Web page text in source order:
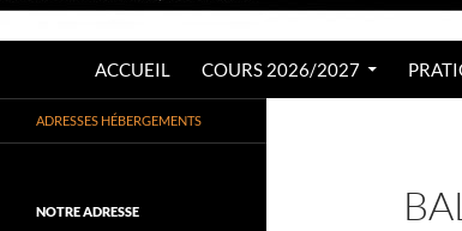
LES ALLUMÉS DU TANGO
ACCUEIL COURS 2026/2027
Association de Tango Argentin
depuis 1992
ADRESSES HÉBERGEMENTS
NOTRE ADRESSE